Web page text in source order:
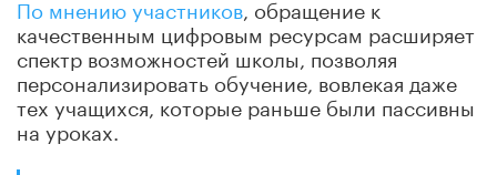
По мнению участников , обращение к
качественным цифровым ресурсам расширяет
спектр возможностей школы, позволяя
персонализировать обучение, вовлекая даже
тех учащихся, которые раньше были пассивны
на уроках.